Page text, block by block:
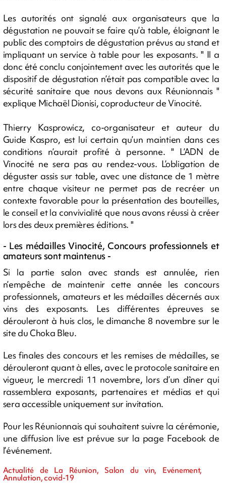
Les autorités ont signalé aux organisateurs que la
dégustation ne pouvait se faire qu’à table, éloignant le
public des comptoirs de dégustation prévus au stand et
impliquant un service à table pour les exposants. " Il a
donc été conclu conjointement avec les autorités que le
dispositif de dégustation n’était pas compatible avec la
sécurité sanitaire que nous devons aux Réunionnais "
explique Michaël Dionisi, coproducteur de Vinocité.
Thierry Kasprowicz, co-organisateur et auteur du
Guide Kaspro, est lui certain qu’un maintien dans ces
conditions n’aurait profité à personne. " L’ADN de
Vinocité ne sera pas au rendez-vous. L’obligation de
déguster assis sur table, avec une distance de 1 mètre
entre chaque visiteur ne permet pas de recréer un
contexte favorable pour la présentation des bouteilles,
le conseil et la convivialité que nous avons réussi à créer
lors des deux premières éditions. "
- Les médailles Vinocité, Concours professionnels et
amateurs sont maintenus -
Si la partie salon avec stands est annulée, rien
n’empêche de maintenir cette année les concours
professionnels, amateurs et les médailles décernés aux
vins des exposants. Les différentes épreuves se
dérouleront à huis clos, le dimanche 8 novembre sur le
site du Choka Bleu.
Les finales des concours et les remises de médailles, se
dérouleront quant à elles, avec le protocole sanitaire en
vigueur, le mercredi 11 novembre, lors d’un dîner qui
rassemblera exposants, partenaires et médias et qui
sera accessible uniquement sur invitation.
Pour les Réunionnais qui souhaitent suivre la cérémonie,
une diffusion live est prévue sur la page Facebook de
l’événement.
Actualité de La Réunion, Salon du vin, Evénement,
Annulation, covid-19